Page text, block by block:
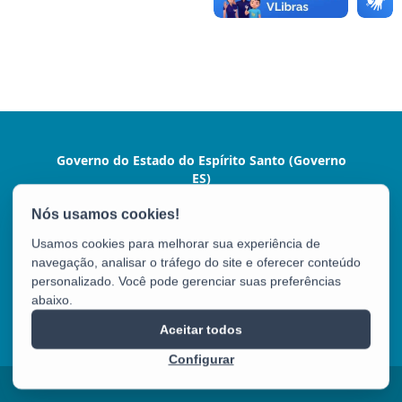
Governo do Estado do Espírito Santo (Governo
ES)
Praça João Clímaco, 142 - Cidade Alta, Centro
Tel.: (27) 3636-1024
Usamos cookies para melhorar sua experiência de
navegação, analisar o tráfego do site e oferecer conteúdo
personalizado. Você pode gerenciar suas preferências
abaixo.
Configurar
Aceitar todos